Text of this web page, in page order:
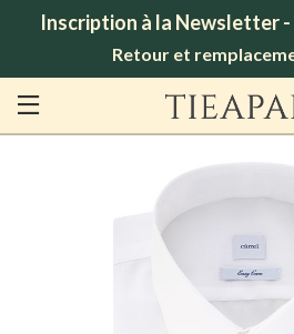
Inscription à la Newsletter -
Retour et